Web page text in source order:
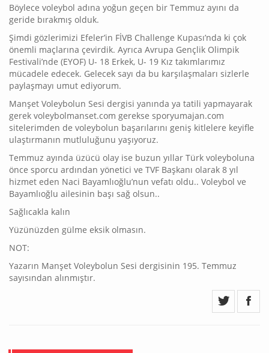
Böylece voleybol adına yoğun geçen bir Temmuz ayını da
geride bırakmış olduk.
Şimdi gözlerimizi Efeler’in FİVB Challenge Kupası’nda ki çok
önemli maçlarına çevirdik. Ayrıca Avrupa Gençlik Olimpik
Festivali’nde (EYOF) U- 18 Erkek, U- 19 Kız takımlarımız
mücadele edecek. Gelecek sayı da bu karşılaşmaları sizlerle
paylaşmayı umut ediyorum.
Manşet Voleybolun Sesi dergisi yanında ya tatili yapmayarak
gerek voleybolmanset.com gerekse sporyumajan.com
sitelerimden de voleybolun başarılarını geniş kitlelere keyifle
ulaştırmanın mutluluğunu yaşıyoruz.
Temmuz ayında üzücü olay ise buzun yıllar Türk voleyboluna
önce sporcu ardından yönetici ve TVF Başkanı olarak 8 yıl
hizmet eden Naci Bayamlıoğlu’nun vefatı oldu.. Voleybol ve
Bayamlıoğlu ailesinin başı sağ olsun..
Sağlıcakla kalın
Yüzünüzden gülme eksik olmasın.
NOT:
Yazarın Manşet Voleybolun Sesi dergisinin 195. Temmuz
sayısından alınmıştır.